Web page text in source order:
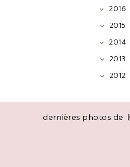
2016
2015
2014
2013
2012
dernières photos de